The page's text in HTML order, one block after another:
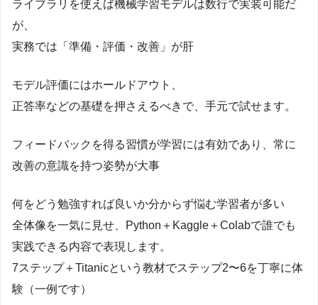
ライブラリを使えば機械学習モデルは数行で実装可能だ
が、
実務では「準備・評価・改善」が肝
モデル評価にはホールドアウト、
正答率などの基礎を押さえるべきで、手元で試せます。
フィードバックを得る習慣が学習には有効であり、常に
改善の意識を持つ姿勢が大事
何をどう勉強すれば良いか分からず悩む学習者が多い
全体像を一気に見せ、Python＋Kaggle＋Colabで誰でも
実践できる内容で表現します。
7ステップ＋Titanicという教材でステップ2〜6を丁寧に体
験（一例です）